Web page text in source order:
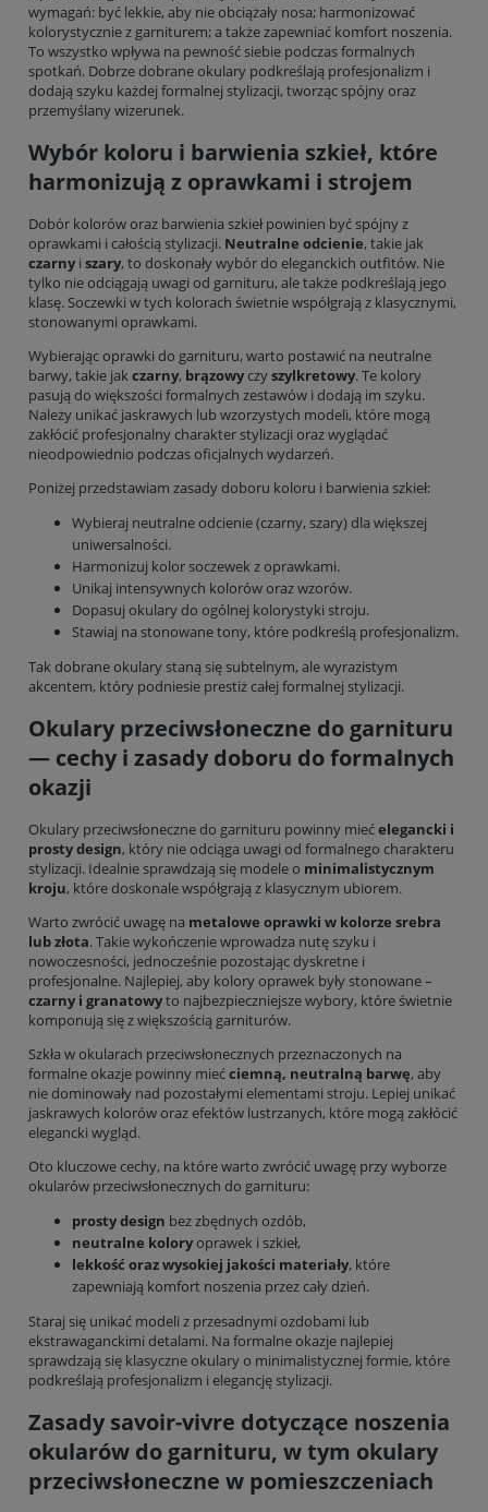
wymagań: być lekkie, aby nie obciążały nosa; harmonizować
kolorystycznie z garniturem; a także zapewniać komfort noszenia.
To wszystko wpływa na pewność siebie podczas formalnych
spotkań. Dobrze dobrane okulary podkreślają profesjonalizm i
dodają szyku każdej formalnej stylizacji, tworząc spójny oraz
przemyślany wizerunek.
Wybór koloru i barwienia szkieł, które
harmonizują z oprawkami i strojem
Dobór kolorów oraz barwienia szkieł powinien być spójny z
oprawkami i całością stylizacji. Neutralne odcienie, takie jak
czarny i szary, to doskonały wybór do eleganckich outfitów. Nie
tylko nie odciągają uwagi od garnituru, ale także podkreślają jego
klasę. Soczewki w tych kolorach świetnie współgrają z klasycznymi,
stonowanymi oprawkami.
Wybierając oprawki do garnituru, warto postawić na neutralne
barwy, takie jakczarny, brązowyczyszylkretowy. Te kolory
pasują do większości formalnych zestawów i dodają im szyku.
Należy unikać jaskrawych lub wzorzystych modeli, które mogą
zakłócić profesjonalny charakter stylizacji oraz wyglądać
nieodpowiednio podczas oficjalnych wydarzeń.
Poniżej przedstawiam zasady doboru koloru i barwienia szkieł:
Wybieraj neutralne odcienie (czarny, szary) dla większej
uniwersalności.
Harmonizuj kolor soczewek z oprawkami.
Unikaj intensywnych kolorów oraz wzorów.
Dopasuj okulary do ogólnej kolorystyki stroju.
Stawiaj na stonowane tony, które podkreślą profesjonalizm.
Tak dobrane okulary staną się subtelnym, ale wyrazistym
akcentem, który podniesie prestiż całej formalnej stylizacji.
Okulary przeciwsłoneczne do garnituru
— cechy i zasady doboru do formalnych
okazji
Okulary przeciwsłoneczne do garnituru powinny miećelegancki i
prosty design, który nie odciąga uwagi od formalnego charakteru
stylizacji. Idealnie sprawdzają się modele o minimalistycznym
kroju, które doskonale współgrają z klasycznym ubiorem.
Warto zwrócić uwagę na metalowe oprawki w kolorze srebra
lub złota. Takie wykończenie wprowadza nutę szyku i
nowoczesności, jednocześnie pozostając dyskretne i
profesjonalne. Najlepiej, aby kolory oprawek były stonowane –
czarny i granatowyto najbezpieczniejsze wybory, które świetnie
komponują się z większością garniturów.
Szkła w okularach przeciwsłonecznych przeznaczonych na
formalne okazje powinny miećciemną, neutralną barwę, aby
nie dominowały nad pozostałymi elementami stroju. Lepiej unikać
jaskrawych kolorów oraz efektów lustrzanych, które mogą zakłócić
elegancki wygląd.
Oto kluczowe cechy, na które warto zwrócić uwagę przy wyborze
okularów przeciwsłonecznych do garnituru:
prosty design bez zbędnych ozdób,
neutralne koloryoprawek i szkieł,
lekkość oraz wysokiej jakości materiały, które
zapewniają komfort noszenia przez cały dzień.
Staraj się unikać modeli z przesadnymi ozdobami lub
ekstrawaganckimi detalami. Na formalne okazje najlepiej
sprawdzają się klasyczne okulary o minimalistycznej formie, które
podkreślają profesjonalizm i elegancję stylizacji.
Zasady savoir-vivre dotyczące noszenia
okularów do garnituru, w tym okulary
przeciwsłoneczne w pomieszczeniach